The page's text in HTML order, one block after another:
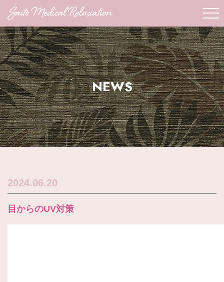
NEWS
2024.06.20
目からのUV対策